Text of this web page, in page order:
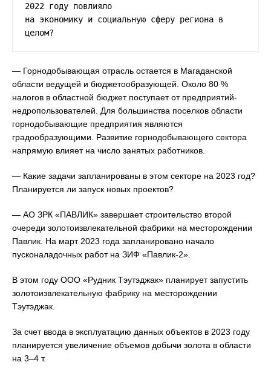
2022 году повлияло
на экономику и социальную сферу региона в
целом?
— Горнодобывающая отрасль остается в Магаданской
области ведущей и бюджетообразующей. Около 80 %
налогов в областной бюджет поступает от предприятий-
недропользователей. Для большинства поселков области
горнодобывающие предприятия являются
градообразующими. Развитие горнодобывающего сектора
напрямую влияет на число занятых работников.
— Какие задачи запланированы в этом секторе на 2023 год?
Планируется ли запуск новых проектов?
— АО ЗРК «ПАВЛИК» завершает строительство второй
очереди золотоизвлекательной фабрики на месторождении
Павлик. На март 2023 года запланировано начало
пусконаладочных работ на ЗИФ «Павлик-2».
В этом году ООО «Рудник Тэутэджак» планирует запустить
золотоизвлекательную фабрику на месторождении
Тэутэджак.
За счет ввода в эксплуатацию данных объектов в 2023 году
планируется увеличение объемов добычи золота в области
на 3–4 т.